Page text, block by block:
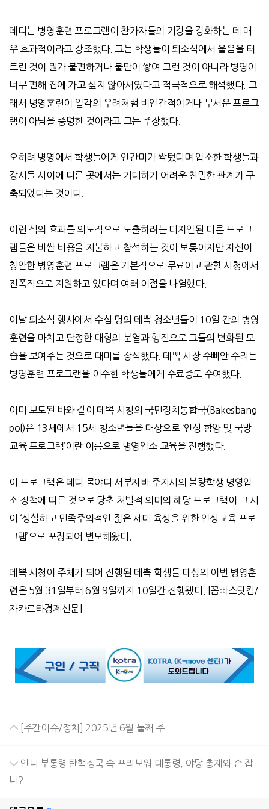
데디는 병영훈련 프로그램이 참가자들의 기강을 강화하는 데 매
우 효과적이라고 강조했다.
그는 학생들이 퇴소식에서 울음을 터
트린 것이 뭔가 불편하거나 불만이 쌓여 그런 것이 아니라 병영이
너무 편해 집에 가고 싶지 않아서였다고 적극적으로 해석했다. 그
래서 병영훈련이 일각의 우려처럼 비인간적이거나 무서운 프로그
램이 아님을 증명한 것이라고 그는 주장했다.
오히려 병영에서 학생들에게 인간미가 싹텄다며 입소한 학생들과
강사들 사이에 다른 곳에서는 기대하기 어려운 친밀한 관계가 구
축되었다는 것이다.
이런 식의 효과를 의도적으로 도출하려는 디자인된 다른 프로그
램들은 비싼 비용을 지불하고 참석하는 것이 보통이지만 자신이
창안한 병영훈련 프로그램은 기본적으로 무료이고 관할 시청에서
전폭적으로 지원하고 있다며 여러 이점을 나열했다.
이날 퇴소식 행사에서 수십 명의 데뽁 청소년들이 10일 간의 병영
훈련을 마치고 단정한 대형의 분열과 행진으로 그들의 변화된 모
습을 보여주는 것으로 대미를 장식했다. 데뽁 시장 수삐안 수리는
병영훈련 프로그램을 이수한 학생들에게 수료증도 수여했다.
이미 보도된 바와 같이 데뽁 시청의 국민정치통합국(Bakesbang
pol)은 13세에서 15세 청소년들을 대상으로 ‘인성 함양 및 국방
교육 프로그램’이란 이름으로 병영입소 교육을 진행했다.
이 프로그램은 데디 물야디 서부자바 주지사의 불량학생 병영입
소 정책에 따른 것으로 당초 처벌적 의미의 해당 프로그램이 그 사
이 ‘성실하고 민족주의적인 젊은 세대 육성을 위한 인성교육 프로
그램’으로 포장되어 변모해왔다.
데뽁 시청이 주체가 되어 진행된 데뽁 학생들 대상의 이번 병영훈
련은 5월 31 일부터 6월 9일까지 10일간 진행됐다. [ 꼼빠스닷컴/
자카르타경제신문]
[주간이슈/정치] 2025년 6월 둘째 주
인니 부통령 탄핵정국 속 프라보워 대통령, 야당 총재와 손 잡
나?